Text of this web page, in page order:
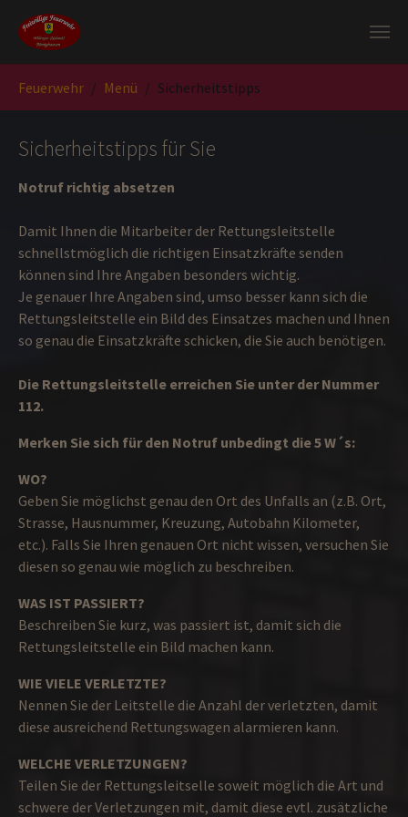
Zum Hauptinhalt springen
Feuerwehr Menü Sicherheitstipps
Sicherheitstipps für Sie
Notruf richtig absetzen
Damit Ihnen die Mitarbeiter der Rettungsleitstelle
schnellstmöglich die richtigen Einsatzkräfte senden
können sind Ihre Angaben besonders wichtig.
Je genauer Ihre Angaben sind, umso besser kann sich die
Rettungsleitstelle ein Bild des Einsatzes machen und Ihnen
so genau die Einsatzkräfte schicken, die Sie auch benötigen.
Die Rettungsleitstelle erreichen Sie unter der Nummer
112.
Merken Sie sich für den Notruf unbedingt die 5 W´s:
WO?
Geben Sie möglichst genau den Ort des Unfalls an (z.B. Ort,
Strasse, Hausnummer, Kreuzung, Autobahn Kilometer,
etc.). Falls Sie Ihren genauen Ort nicht wissen, versuchen Sie
diesen so genau wie möglich zu beschreiben.
WAS IST PASSIERT?
Beschreiben Sie kurz, was passiert ist, damit sich die
Rettungsleitstelle ein Bild machen kann.
WIE VIELE VERLETZTE?
Nennen Sie der Leitstelle die Anzahl der verletzten, damit
diese ausreichend Rettungswagen alarmieren kann.
WELCHE VERLETZUNGEN?
Teilen Sie der Rettungsleitselle soweit möglich die Art und
schwere der Verletzungen mit, damit diese evtl. zusätzliche